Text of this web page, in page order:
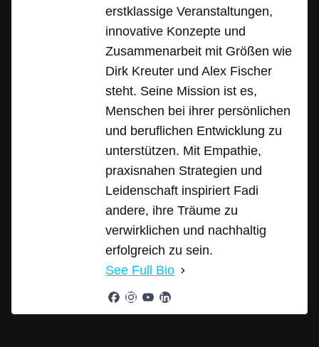
erstklassige Veranstaltungen,
innovative Konzepte und
Zusammenarbeit mit Größen wie
Dirk Kreuter und Alex Fischer
steht. Seine Mission ist es,
Menschen bei ihrer persönlichen
und beruflichen Entwicklung zu
unterstützen. Mit Empathie,
praxisnahen Strategien und
Leidenschaft inspiriert Fadi
andere, ihre Träume zu
verwirklichen und nachhaltig
erfolgreich zu sein.
See Full Bio